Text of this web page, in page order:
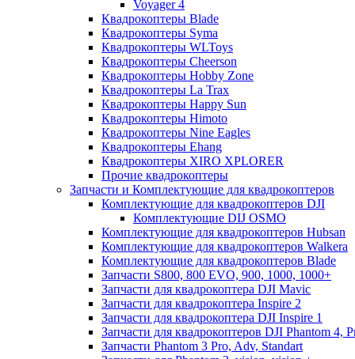
Voyager 4
Квадрокоптеры Blade
Квадрокоптеры Syma
Квадрокоптеры WLToys
Квадрокоптеры Cheerson
Квадрокоптеры Hobby Zone
Квадрокоптеры La Trax
Квадрокоптеры Happy Sun
Квадрокоптеры Himoto
Квадрокоптеры Nine Eagles
Квадрокоптеры Ehang
Квадрокоптеры XIRO XPLORER
Прочие квадрокоптеры
Запчасти и Комплектующие для квадрокоптеров
Комплектующие для квадрокоптеров DJI
Комплектующие DIJ OSMO
Комплектующие для квадрокоптеров Hubsan
Комплектующие для квадрокоптеров Walkera
Комплектующие для квадрокоптеров Blade
Запчасти S800, 800 EVO, 900, 1000, 1000+
Запчасти для квадрокоптера DJI Mavic
Запчасти для квадрокоптера Inspire 2
Запчасти для квадрокоптера DJI Inspire 1
Запчасти для квадрокоптеров DJI Phantom 4,
Запчасти Phantom 3 Pro, Adv, Standart